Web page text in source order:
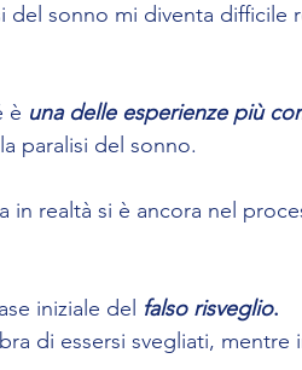
sonno mi diventa difficile
è una delle esperienze più
paralisi del sonno.
in realtà si è ancora nel
iniziale del falso risveglio.
di essersi svegliati, mentre